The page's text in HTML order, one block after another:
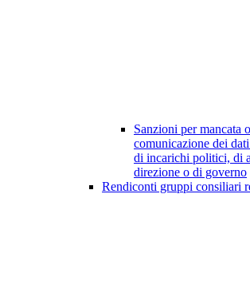
Sanzioni per mancata
comunicazione dei
di incarichi politici, di
direzione o di governo
Rendiconti gruppi consiliari